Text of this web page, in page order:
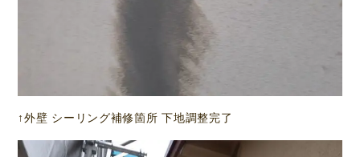
↑外壁 シーリング補修箇所 下地調整完了